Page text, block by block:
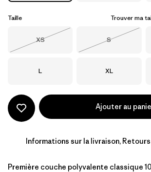
Taille Trouver ma
Taille
XS
Taille
S
Taille
L Taille
XL
Ajouter au
Informations sur la livraison,
Première couche polyvalente classique